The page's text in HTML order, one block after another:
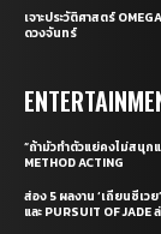
เจาะประวัติศาสตร์
ดวงจันทร์
“ถ้ามัวทำตัวแย่คงไม่สนุก
METHOD ACTING
ส่อง 5 ผลงาน ‘เถียนซีเว
และ PURSUIT OF JADE